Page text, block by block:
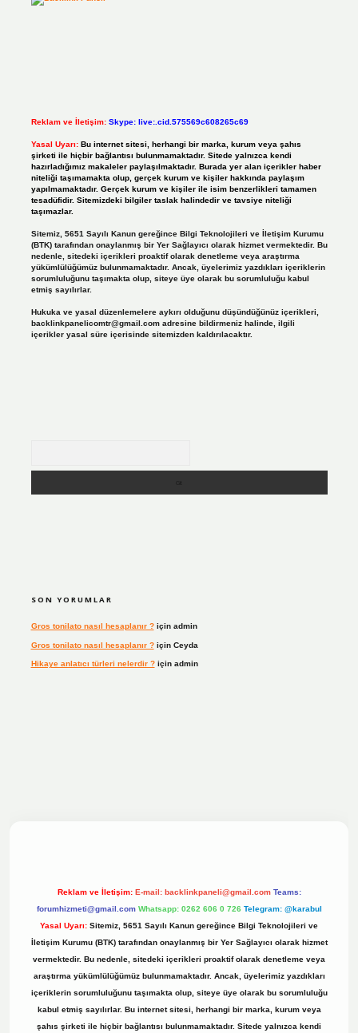
Reklam ve İletişim: Skype: live:.cid.575569c608265c69
Yasal Uyarı: Bu internet sitesi, herhangi bir marka, kurum veya şahıs
şirketi ile hiçbir bağlantısı bulunmamaktadır. Sitede yalnızca kendi
hazırladığımız makaleler paylaşılmaktadır. Burada yer alan içerikler haber
niteliği taşımamakta olup, gerçek kurum ve kişiler hakkında paylaşım
yapılmamaktadır. Gerçek kurum ve kişiler ile isim benzerlikleri tamamen
tesadüfidir. Sitemizdeki bilgiler taslak halindedir ve tavsiye niteliği
taşımazlar.
Sitemiz, 5651 Sayılı Kanun gereğince Bilgi Teknolojileri ve İletişim Kurumu
(BTK) tarafından onaylanmış bir Yer Sağlayıcı olarak hizmet vermektedir. Bu
nedenle, sitedeki içerikleri proaktif olarak denetleme veya araştırma
yükümlülüğümüz bulunmamaktadır. Ancak, üyelerimiz yazdıkları içeriklerin
sorumluluğunu taşımakta olup, siteye üye olarak bu sorumluluğu kabul
etmiş sayılırlar.
Hukuka ve yasal düzenlemelere aykırı olduğunu düşündüğünüz içerikleri,
backlinkpanelicomtr@gmail.comadresine bildirmeniz halinde, ilgili
içerikler yasal süre içerisinde sitemizden kaldırılacaktır.
SON YORUMLAR
Gros tonilato nasıl hesaplanır ?için admin
Gros tonilato nasıl hesaplanır ?için Ceyda
Hikaye anlatıcı türleri nelerdir ?için admin
Reklam ve İletişim: E-mail: backlinkpaneli@gmail.com Teams:
forumhizmeti@gmail.com Whatsapp: 0262 606 0 726 Telegram: @karabul
Yasal Uyarı: Sitemiz, 5651 Sayılı Kanun gereğince Bilgi Teknolojileri ve
İletişim Kurumu (BTK) tarafından onaylanmış bir Yer Sağlayıcı olarak hizmet
vermektedir. Bu nedenle, sitedeki içerikleri proaktif olarak denetleme veya
araştırma yükümlülüğümüz bulunmamaktadır. Ancak, üyelerimiz yazdıkları
içeriklerin sorumluluğunu taşımakta olup, siteye üye olarak bu sorumluluğu
kabul etmiş sayılırlar. Bu internet sitesi, herhangi bir marka, kurum veya
şahıs şirketi ile hiçbir bağlantısı bulunmamaktadır. Sitede yalnızca kendi